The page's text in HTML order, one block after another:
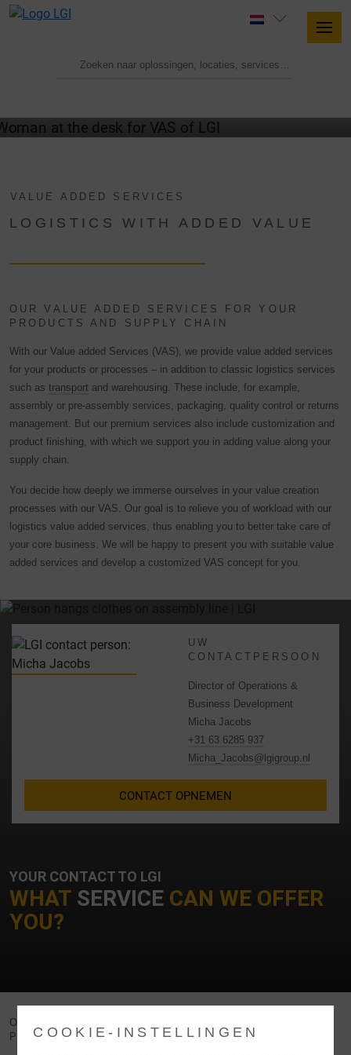
VALUE ADDED SERVICES
LOGISTICS WITH ADDED VALUE
OUR VALUE ADDED SERVICES FOR YOUR
PRODUCTS AND SUPPLY CHAIN
With our Value added Services (VAS), we provide value added services
for your products or processes – in addition to classic logistics services
such as transport and warehousing. These include, for example,
assembly or pre-assembly services, packaging, quality control or returns
management. But our premium services also include customization and
product finishing, with which we support you in adding value along your
supply chain.
You decide how deeply we immerse ourselves in your value creation
processes with our VAS. Our goal is to relieve you of workload with our
logistics value added services, thus enabling you to better take care of
your core business. We will be happy to present you with suitable value
added services and develop a customized VAS concept for you.
YOUR CONTACT TO LGI
WHAT SERVICE CAN WE OFFER
YOU?
UW
CONTACTPERSOON
Director of Operations &
Business Development
Micha Jacobs
+31 63 6285 937
Micha_Jacobs@lgigroup.nl
CONTACT OPNEMEN
OUR VALUE ADDED SERVICES FOR YOUR
PRODUCTS
COOKIE-INSTELLINGEN